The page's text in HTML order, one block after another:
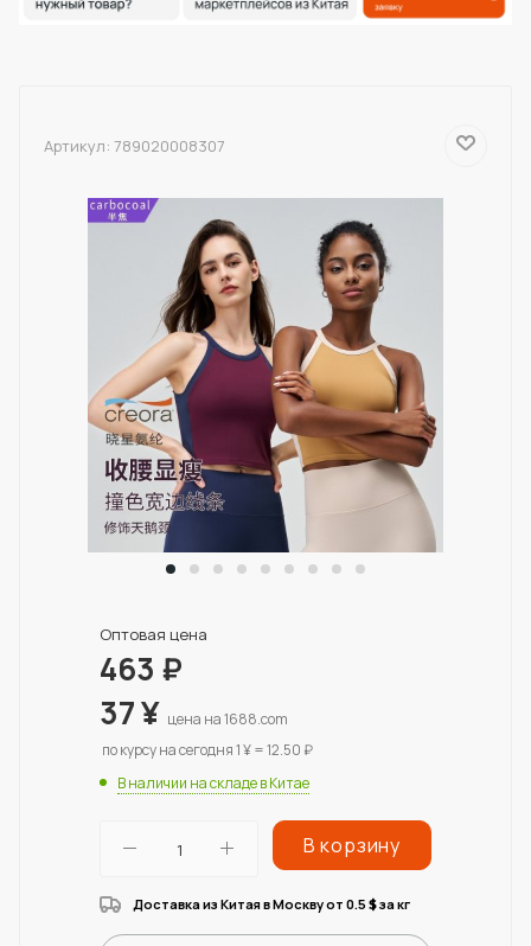
Артикул: 789020008307
Оптовая цена
463 ₽
37¥ цена на 1688.com
по курсу на сегодня 1 ¥ = 12.50 ₽
В наличии на складе в Китае
В корзину
Доставка из Китая в Москву от 0.5 $за кг